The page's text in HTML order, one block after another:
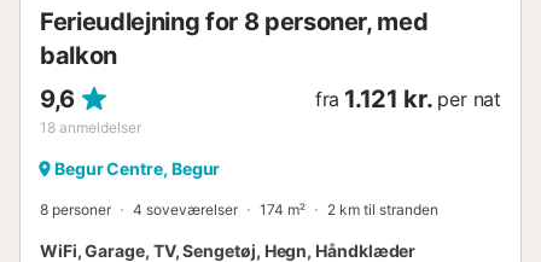
Ferieudlejning for 8 personer, med
balkon
9,6
18 anmeldelser
fra 1.121 kr. per nat
Begur Centre, Begur
8 personer 4 soveværelser 174 m² 2 km til stranden
WiFi, Garage, TV, Sengetøj, Hegn, Håndklæder